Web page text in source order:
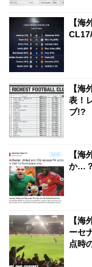
【海
【
表！
ブ!?
【海
か…
【
ーセ
点時